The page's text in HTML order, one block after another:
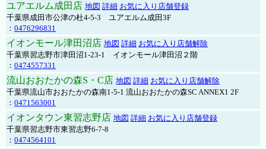
ユアエルム成田店 地図 詳細 お気に入り店舗登録
千葉県成田市公津の杜4-5-3 ユアエルム成田3F
： 0476296831
イオンモール津田沼店 地図 詳細 お気に入り店舗解除
千葉県習志野市津田沼1-23-1 イオンモール津田沼２階
： 0474557331
流山おおたかの森S・C店 地図 詳細 お気に入り店舗解除
千葉県流山市おおたかの森南1-5-1 流山おおたかの森SC ANNEX1 2F
： 0471563001
イオンタウン東習志野店 地図 詳細 お気に入り店舗登録
千葉県習志野市東習志野6-7-8
： 0474564101